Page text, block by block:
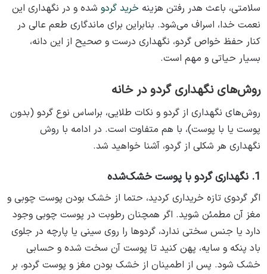
سلامتی، باعث هدر رفتن هزینه خرید گردو شده و در نگهداری این
نعمت خدا، اسراف می‌شود. بنابراین برای ماندگاری طعم عالی در
کنار حفظ خواص گردو، نگهداری درست و صحیح از این دانه،
بسیار حیاتی و مهم است.
روش‌های نگهداری گردو در خانه
روش‌های نگهداری از گردو و نکات طلایی، براساس نوع گردو (بدون
پوست یا با پوست)، با هم متفاوت است. در ادامه با روش
نگهداری هر شکلی از گردو، آشنا خواهید شد.
1. نگهداری گردو با پوست خشک‌شده
اگر گردوی تازه خریداری کردید، حتما از خشک بودن پوست چوبی و
مغز آن مطمئن شوید. اگر همچنان رطوبت در پوست چوبی وجود
دارد یا جنس سختی ندارد، گردوها را روی سینی یا پارچه در جلوی
باد پنکه و سایه، پهن کنید تا پوست آن سخت شده و حسابی
خشک شود. پس از اطمینان از خشک بودن مغز و پوست گردو، بر